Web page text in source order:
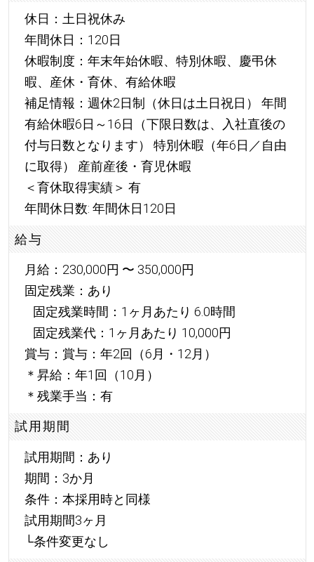
休日：土日祝休み
年間休日：120日
休暇制度：年末年始休暇、特別休暇、慶弔休
暇、産休・育休、有給休暇
補足情報：週休2日制（休日は土日祝日） 年間
有給休暇6日～16日（下限日数は、入社直後の
付与日数となります） 特別休暇（年6日／自由
に取得） 産前産後・育児休暇
＜育休取得実績＞ 有
年間休日数: 年間休日120日
給与
月給：230,000円 〜 350,000円
固定残業：あり
固定残業時間：1ヶ月あたり 6.0時間
固定残業代：1ヶ月あたり 10,000円
賞与：賞与：年2回（6月・12月）
＊昇給：年1回（10月）
＊残業手当：有
試用期間
試用期間：あり
期間：3か月
条件：本採用時と同様
試用期間3ヶ月
└条件変更なし